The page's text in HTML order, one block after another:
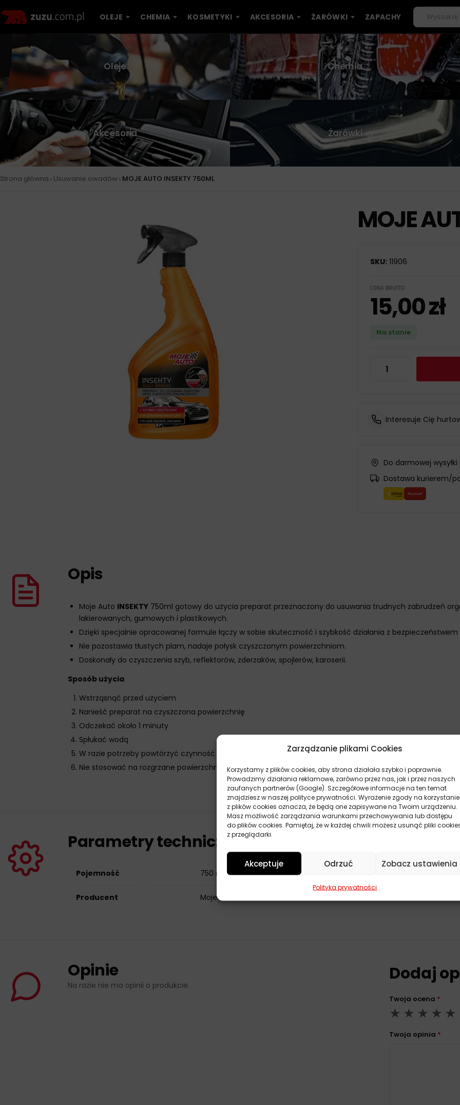
Zarządzanie plikami Cookies
Korzystamy z plików cookies, aby strona działała szybko i poprawnie.
Prowadzimy działania reklamowe, zarówno przez nas, jak i przez naszych
zaufanych partnerów (Google). Szczegółowe informacje na ten temat
znajdziesz w naszej polityce prywatności. Wyrażenie zgody na korzystanie
z plików cookies oznacza, że będą one zapisywane na Twoim urządzeniu.
Masz możliwość zarządzania warunkami przechowywania lub dostępu
do plików cookies. Pamiętaj, że w każdej chwili możesz usunąć pliki
z przeglądarki.
Akceptuje Odrzuć Zobacz ustawienia
Polityka prywatności
OLEJE CHEMIA KOSMETYKI AKCESORIA ŻARÓWKI ZAPACHY
Oleje Chemia
Akcesoria Żarówki
Strona główna › Usuwanie owadów › MOJE AUTO INSEKTY 750ML
MOJE
SKU: 11906
CENA BRUTTO
15,00zł
Na stanie
Interesuje Cię
Do darmowej
Dostawa kurierem/
Opis
Moje Auto INSEKTY 750ml gotowy do użycia preparat przeznaczony do usuwania trudnych zabrudzeń
lakierowanych, gumowych i plastikowych.
Dzięki specjalnie opracowanej formule łączy w sobie skuteczność i szybkość działania z
Nie pozostawia tłustych plam, nadaje połysk czyszczonym powierzchniom.
Doskonały do czyszczenia szyb, reflektorów, zderzaków, spojlerów, karoserii.
Sposób użycia
Wstrząsnąć przed użyciem
Nanieść preparat na czyszczona powierzchnię
Odczekać około 1 minuty
Spłukać wodą
W razie potrzeby powtórzyć czynność
Nie stosować na rozgrzane powierzchnie
Parametry techniczne
Pojemność 750 ml
Producent Moje Auto
Opinie
Na razie nie ma opinii o produkcie.
Dodaj
Twoja ocena *
Twoja opinia *